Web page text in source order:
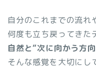
自分のこれまでの流れ
何度も立ち戻ってきた
自然と“次に向かう方
そんな感覚を大切にし